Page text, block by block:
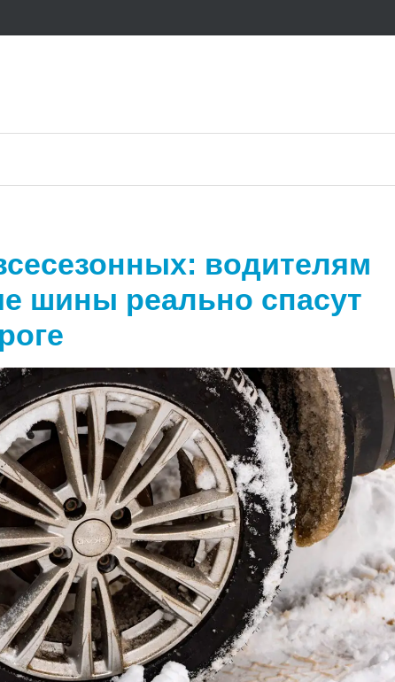
водителям
шины реально спасут